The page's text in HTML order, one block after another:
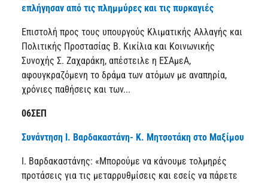
επλήγησαν από τις πλημμύρες και τις πυρκαγιές
Επιστολή προς τους υπουργούς Κλιματικής Αλλαγής και
Πολιτικής Προστασίας Β. Κικίλια και Κοινωνικής
Συνοχής Σ. Ζαχαράκη, απέστειλε η ΕΣΑμεΑ,
αφουγκραζόμενη το δράμα των ατόμων με αναπηρία,
χρόνιες παθήσεις και των...
06ΣΕΠ
Συνάντηση Ι. Βαρδακαστάνη- Κ. Μητσοτάκη στο Μαξίμου
Ι. Βαρδακαστάνης: «Μπορούμε να κάνουμε τολμηρές
προτάσεις για τις μεταρρυθμίσεις και εσείς να πάρετε